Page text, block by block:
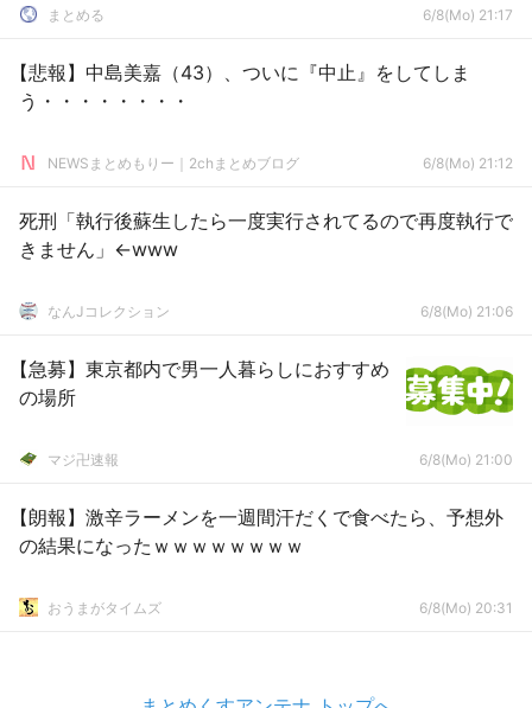
まとめる 6/8(Mo) 21:17
【悲報】中島美嘉（43）、ついに『中止』をしてしま
う・・・・・・・・
NEWSまとめもりー｜2chまとめブログ 6/8(Mo) 21:12
死刑「執行後蘇生したら一度実行されてるので再度執行で
きません」←www
なんJコレクション 6/8(Mo) 21:06
【急募】東京都内で男一人暮らしにおすすめ
の場所
マジ卍速報 6/8(Mo) 21:00
【朗報】激辛ラーメンを一週間汗だくで食べたら、予想外
の結果になったｗｗｗｗｗｗｗｗ
おうまがタイムズ 6/8(Mo) 20:31